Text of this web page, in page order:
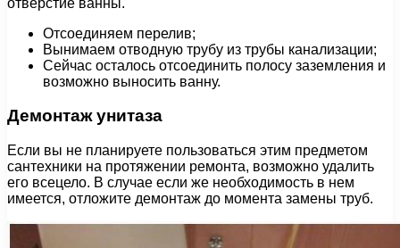
Отсоединяем перелив;
Вынимаем отводную трубу из трубы канализации;
Сейчас осталось отсоединить полосу заземления и
возможно выносить ванну.
Демонтаж унитаза
Если вы не планируете пользоваться этим предметом
сантехники на протяжении ремонта, возможно удалить
его всецело. В случае если же необходимость в нем
имеется, отложите демонтаж до момента замены труб.